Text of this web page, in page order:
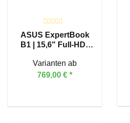
ASUS ExpertBook
B1 | 15,6" Full-HD |
Varianten ab
769,00 € *